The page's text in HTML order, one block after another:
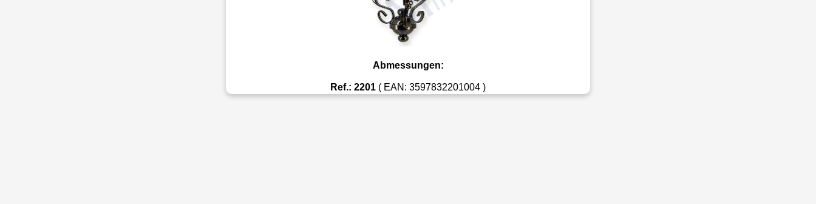
Abmessungen:
Ref.: 2201 ( EAN: 3597832201004 )